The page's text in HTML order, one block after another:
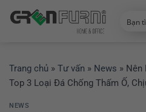
đến
Trang chủ » Tư vấn » News » Nên
Top 3 Loại Đá Chống Thấm Ố,
NEWS